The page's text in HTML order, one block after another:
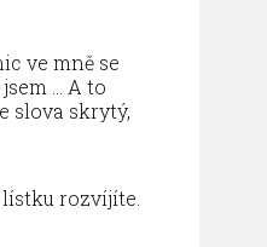
ve mně se
… A to
slova skrytý,
rozvíjíte.